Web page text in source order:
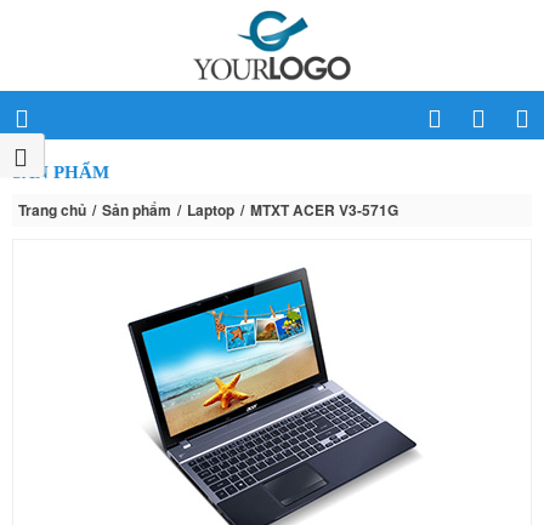
SẢN PHẨM
Trang chủ Sản phẩm Laptop MTXT ACER V3-571G